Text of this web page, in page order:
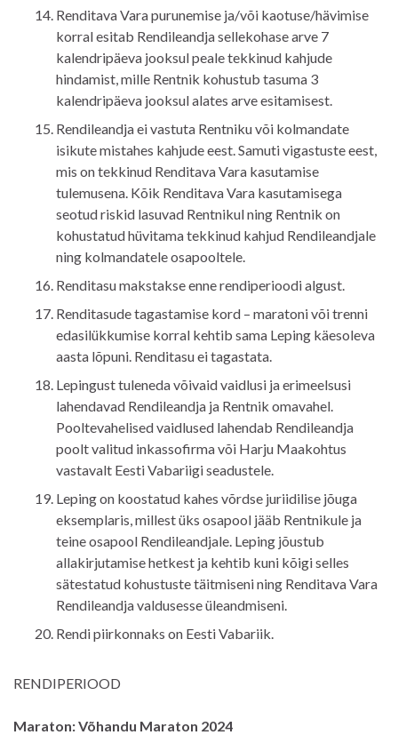
Renditava Vara purunemise ja/või kaotuse/hävimise
korral esitab Rendileandja sellekohase arve 7
kalendripäeva jooksul peale tekkinud kahjude
hindamist, mille Rentnik kohustub tasuma 3
kalendripäeva jooksul alates arve esitamisest.
Rendileandja ei vastuta Rentniku või kolmandate
isikute mistahes kahjude eest. Samuti vigastuste eest,
mis on tekkinud Renditava Vara kasutamise
tulemusena. Kõik Renditava Vara kasutamisega
seotud riskid lasuvad Rentnikul ning Rentnik on
kohustatud hüvitama tekkinud kahjud Rendileandjale
ning kolmandatele osapooltele.
Renditasu makstakse enne rendiperioodi algust.
Renditasude tagastamise kord – maratoni või trenni
edasilükkumise korral kehtib sama Leping käesoleva
aasta lõpuni. Renditasu ei tagastata.
Lepingust tuleneda võivaid vaidlusi ja erimeelsusi
lahendavad Rendileandja ja Rentnik omavahel.
Pooltevahelised vaidlused lahendab Rendileandja
poolt valitud inkassofirma või Harju Maakohtus
vastavalt Eesti Vabariigi seadustele.
Leping on koostatud kahes võrdse juriidilise jõuga
eksemplaris, millest üks osapool jääb Rentnikule ja
teine osapool Rendileandjale. Leping jõustub
allakirjutamise hetkest ja kehtib kuni kõigi selles
sätestatud kohustuste täitmiseni ning Renditava Vara
Rendileandja valdusesse üleandmiseni.
Rendi piirkonnaks on Eesti Vabariik.
RENDIPERIOOD
Maraton: Võhandu Maraton 2024